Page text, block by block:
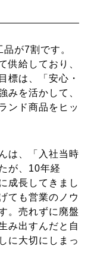
が7割です。
供給しており、
標は、「安心・
みを活かして、
ンド商品をヒッ
は、「入社当時
が、10年経
成長してきまし
ても営業のノウ
。売れずに廃盤
み出すんだと自
に大切にしまっ